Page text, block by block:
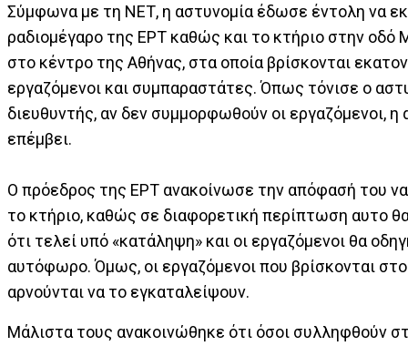
Σύμφωνα με τη ΝΕΤ, η αστυνομία έδωσε έντολη να
ραδιομέγαρο της ΕΡΤ καθώς και το κτήριο στην οδό
στο κέντρο της Αθήνας, στα οποία βρίσκονται
εργαζόμενοι και συμπαραστάτες. Όπως τόνισε ο
διευθυντής, αν δεν συμμορφωθούν οι εργαζόμενοι, η
επέμβει.
Ο πρόεδρος της ΕΡΤ ανακοίνωσε την απόφασή του
το κτήριο, καθώς σε διαφορετική περίπτωση αυτο
ότι τελεί υπό «κατάληψη» και οι εργαζόμενοι θα
αυτόφωρο. Όμως, οι εργαζόμενοι που βρίσκονται
αρνούνται να το εγκαταλείψουν.
Μάλιστα τους ανακοινώθηκε ότι όσοι συλληφθούν